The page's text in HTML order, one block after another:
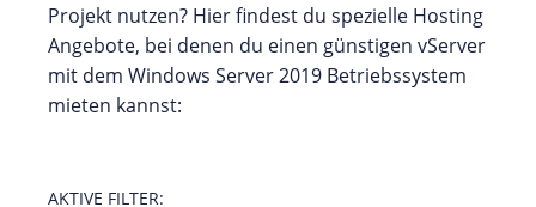
Projekt nutzen? Hier findest du spezielle Hosting
Angebote, bei denen du einen günstigen vServer
mit dem Windows Server 2019 Betriebssystem
mieten kannst:
AKTIVE FILTER: